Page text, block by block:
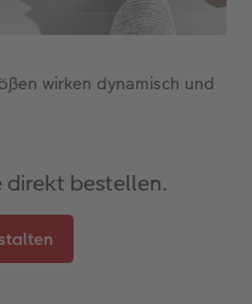
wirken dynamisch und
direkt bestellen.